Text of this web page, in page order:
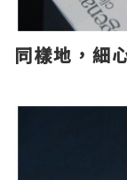
同樣地，細